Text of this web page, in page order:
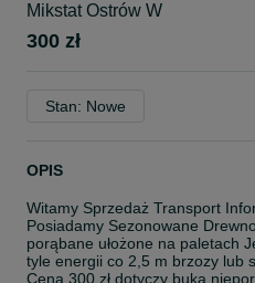
Mikstat Ostrów W
300 zł
Stan: Nowe
OPIS
Witamy Sprzedaż Transport
Posiadamy Sezonowane
porąbane ułożone na paletach
tyle energii co 2,5 m brzozy lub
Cena 300 zł dotyczy buka